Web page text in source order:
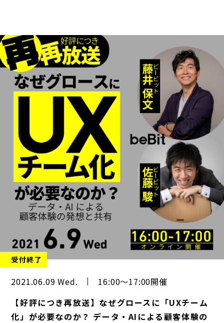
受付終了
2021.06.09 Wed.
16:00～17:00開催
【好評につき再放送】なぜグロースに「UXチーム
化」が必要なのか？ データ・AIによる顧客体験の